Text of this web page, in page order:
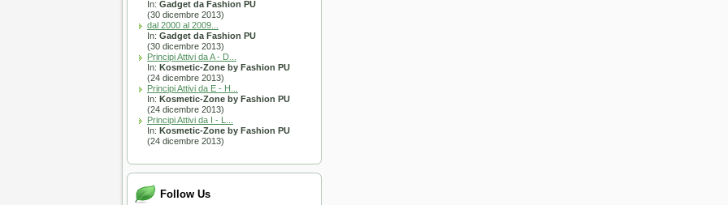
In: Gadget da Fashion PU
(30 dicembre 2013)
dal 2000 al 2009...
In: Gadget da Fashion PU
(30 dicembre 2013)
Principi Attivi da A - D...
In: Kosmetic-Zone by Fashion PU
(24 dicembre 2013)
Principi Attivi da E - H...
In: Kosmetic-Zone by Fashion PU
(24 dicembre 2013)
Principi Attivi da I - L...
In: Kosmetic-Zone by Fashion PU
(24 dicembre 2013)
Follow Us